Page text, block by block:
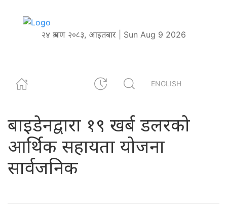
२४ श्रावण २०८३, आइतबार | Sun Aug 9 2026
ENGLISH
बाइडेनद्वारा १९ खर्ब डलरको
आर्थिक सहायता योजना
सार्वजनिक